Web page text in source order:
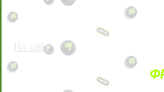
На сайт